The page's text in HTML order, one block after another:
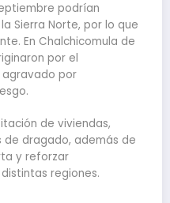
podrían
Sierra Norte, por lo que
En Chalchicomula de
por el
por
de viviendas,
dragado, además de
y reforzar
regiones.